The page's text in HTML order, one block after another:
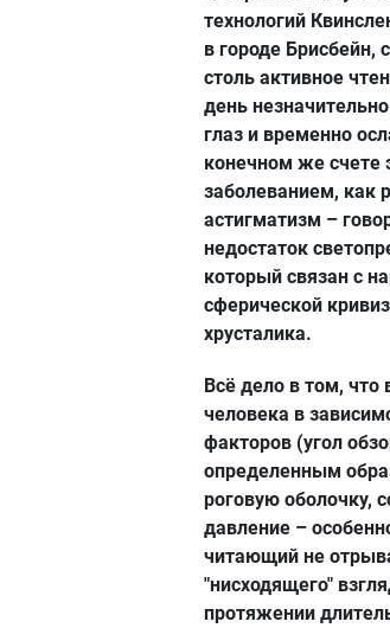
технологий
в городе Брисбейн,
столь активное
день
глаз и временно
конечном же счете
заболеванием, как
астигматизм –
недостаток
который связан с
сферической
хрусталика.
Всё дело в том, что
человека в
факторов (угол
определенным
роговую оболочку,
давление –
читающий не
"нисходящего"
протяжении